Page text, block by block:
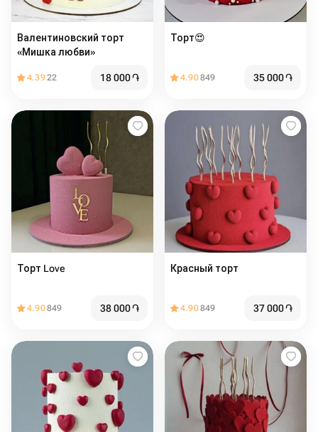
Валентиновский торт
«Мишка любви»
4.3922 18 000֏
Торт️😍
4.90849 35 000֏
Торт Love️
4.90849 38 000֏
Красный торт
4.90849 37 000֏